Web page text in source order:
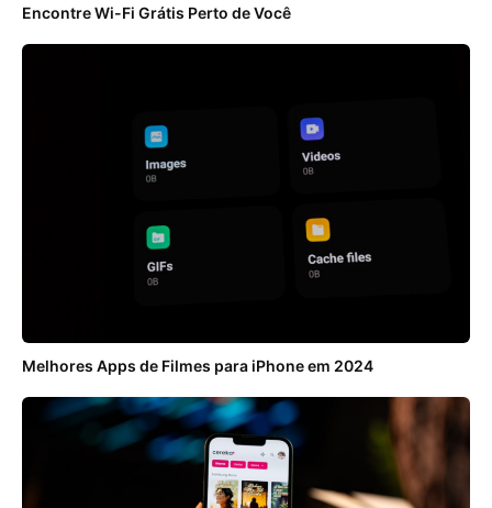
Encontre Wi-Fi Grátis Perto de Você
Melhores Apps de Filmes para iPhone em 2024